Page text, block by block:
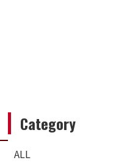
Category
ALL